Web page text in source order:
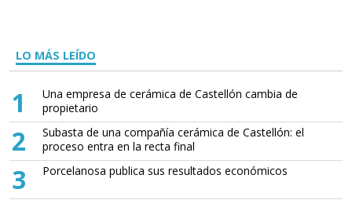
LO MÁS LEÍDO
1
Una empresa de cerámica de Castellón cambia de
propietario
2
Subasta de una compañía cerámica de Castellón: el
proceso entra en la recta final
3 Porcelanosa publica sus resultados económicos